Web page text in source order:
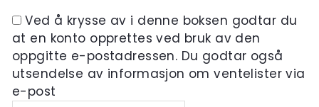
Ved å krysse av i denne boksen godtar du
at en konto opprettes ved bruk av den
oppgitte e-postadressen. Du godtar også
utsendelse av informasjon om ventelister via
e-post